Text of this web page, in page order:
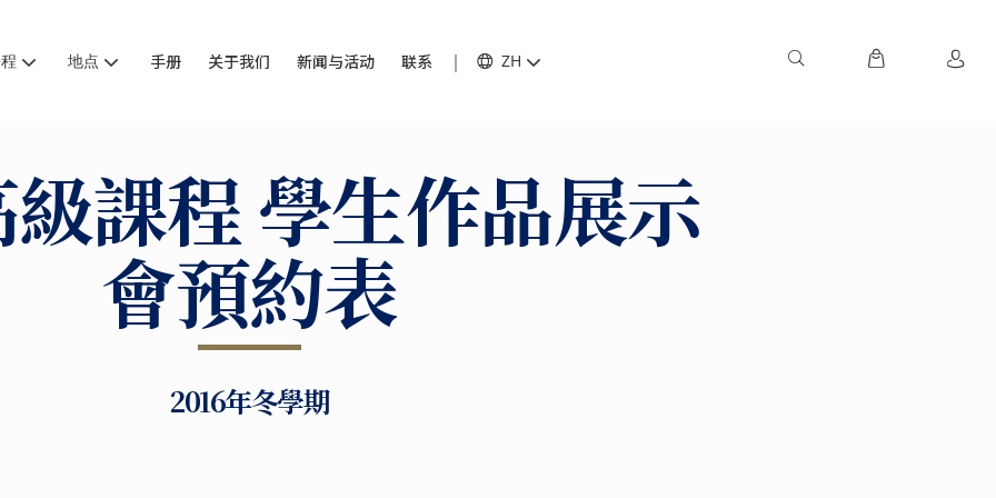
地点 手册 关于我们 新闻与活动 联系 ZH
課程 學生作品展示
會預約表
2016年冬學期